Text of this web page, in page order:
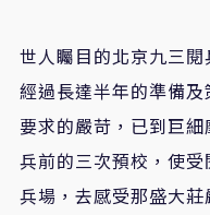
世人矚目的北京九三
經過長達半年的準備及
要求的嚴苛，已到巨
兵前的三次預校，使
兵場，去感受那盛大